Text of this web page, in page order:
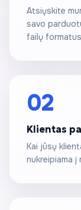
Atsiųskite
savo
failų
02
Klientas
Kai jūsų
nukreipiama į